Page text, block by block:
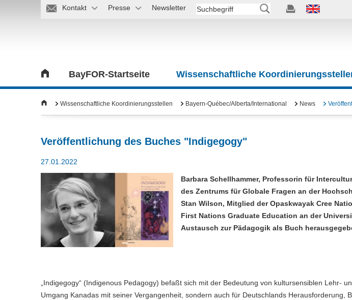
Kontakt Presse Newsletter
BayFOR-Startseite Wissenschaftliche
Wissenschaftliche Koordinierungsstellen Bayern-Québec/Alberta/International News
Veröffentlichung des Buches "Indigegogy"
27.01.2022
Barbara Schellhammer, Professorin für
des Zentrums für Globale Fragen an der
Stan Wilson, Mitglied der Opaskwayak Cree
First Nations Graduate Education an der
Austausch zur Pädagogik als Buch
„Indigegogy“ (Indigenous Pedagogy) befaßt sich mit der Bedeutung von kultursensiblen Lehr-
Umgang Kanadas mit seiner Vergangenheit, sondern auch für Deutschlands Herausforderung,